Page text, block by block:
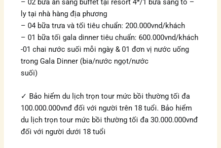
– 02 bữa ăn sáng buffet tại resort 4*/1 bữa sáng tô –
ly tại nhà hàng địa phương
– 04 bữa trưa và tối tiêu chuẩn: 200.000vnd/khách
– 01 bữa tối gala dinner tiêu chuẩn: 600.000vnd/khách
-01 chai nước suối mỗi ngày & 01 đơn vị nước uống
trong Gala Dinner (bia/nước ngọt/nước
suối)
✓ Bảo hiểm du lịch trọn tour mức bồi thường tối đa
100.000.000vnđ đối với người trên 18 tuổi. Bảo hiểm
du lịch trọn tour mức bồi thường tối đa 30.000.000vnđ
đối với người dưới 18 tuổi